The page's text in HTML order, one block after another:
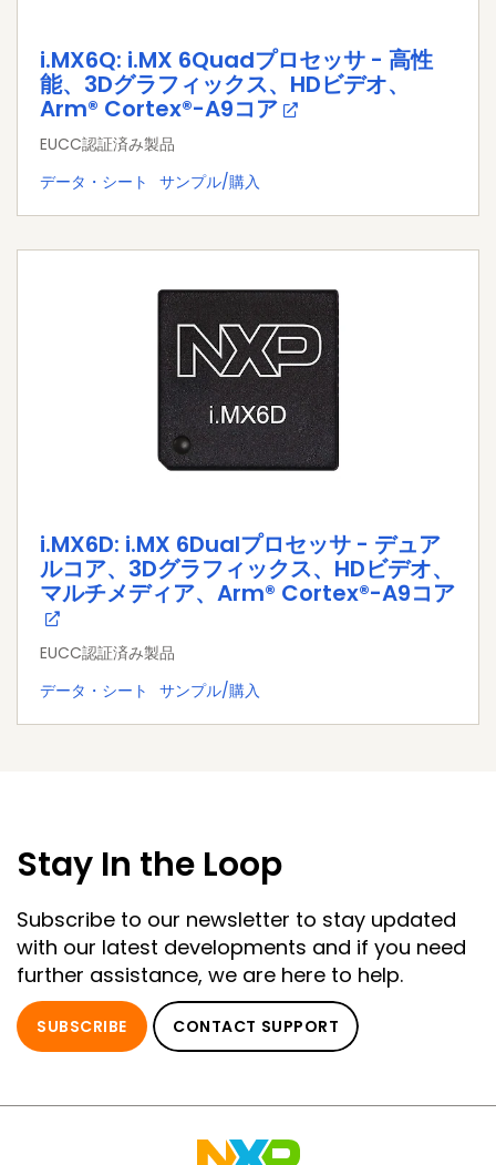
i.MX6Q: i.MX 6Quadプロセッサ - 高性
能、3Dグラフィックス、HDビデオ、
Arm® Cortex®-A9コア
EUCC認証済み製品
データ・シート
サンプル/購入
i.MX6D: i.MX 6Dualプロセッサ - デュア
ルコア、3Dグラフィックス、HDビデオ、
マルチメディア、Arm® Cortex®-A9コア
EUCC認証済み製品
データ・シート
サンプル/購入
Stay In the Loop
Subscribe to our newsletter to stay updated
with our latest developments and if you need
further assistance, we are here to help.
SUBSCRIBE CONTACT SUPPORT